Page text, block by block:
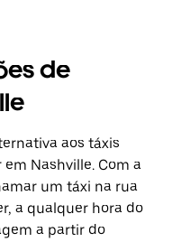
de
aos táxis
Nashville. Com a
um táxi na rua
a qualquer hora do
a partir do